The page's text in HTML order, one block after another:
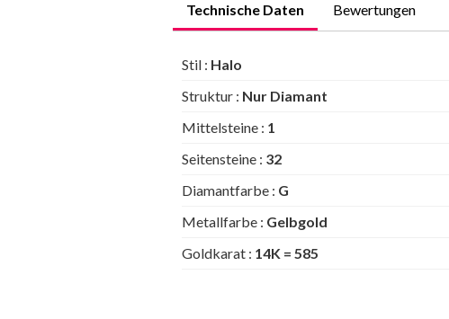
Technische Daten Bewertungen
Stil : Halo
Struktur : Nur Diamant
Mittelsteine : 1
Seitensteine : 32
Diamantfarbe : G
Metallfarbe : Gelbgold
Goldkarat : 14K = 585